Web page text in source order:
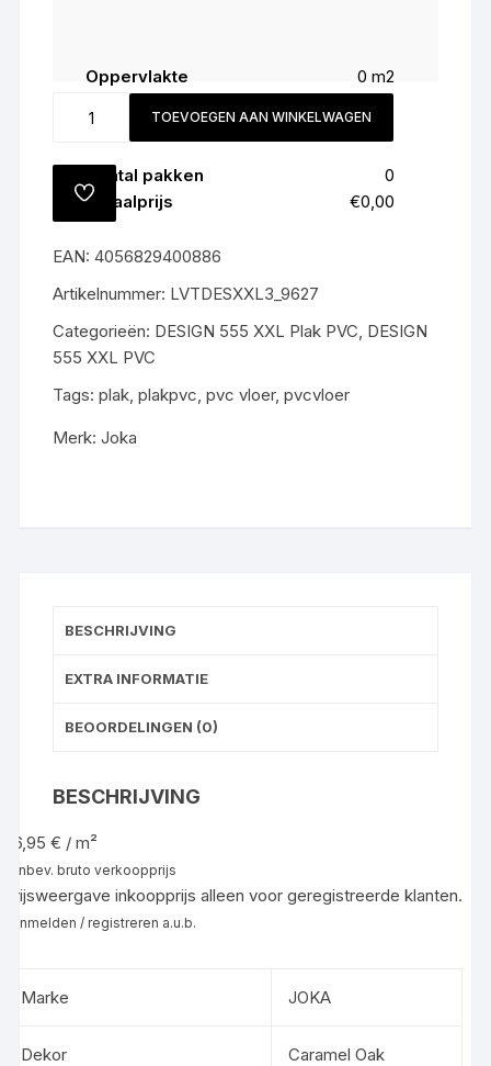
Oppervlakte 0 m2
Snijverlies (
m2
Totaal
0 m2
Aantal pakken
0
Totaalprijs
€0,00
Caramel
All-
€57,95,-
m2
gelegd
aantal
TOEVOEGEN AAN WINKELWAGEN
TOEVOEGEN
AAN
EAN:4056829400886
Artikelnummer: LVTDESXXL3_9627
Categorieën: DESIGN 555 XXL Plak PVC, DESIGN
555 XXL PVC
Tags:plak,plakpvc,pvc vloer,pvcvloer
Merk:Joka
BESCHRIJVING
EXTRA INFORMATIE
BEOORDELINGEN (0)
BESCHRIJVING
46,95 € / m²
aanbev. bruto verkoopprijs
Prijsweergave inkoopprijs alleen voor geregistreerde klanten.
Aanmelden / registreren a.u.b.
Marke JOKA
Dekor Caramel Oak